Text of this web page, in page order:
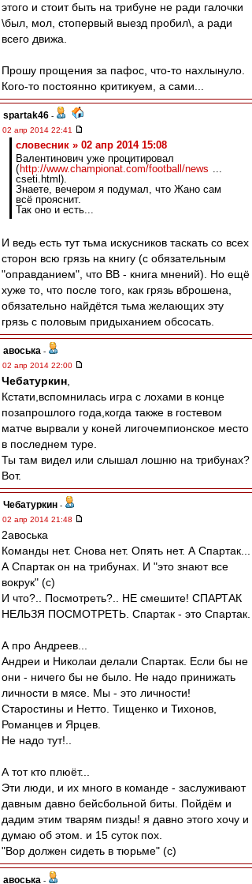
этого и стоит быть на трибуне не ради галочки
\был, мол, стопервый выезд пробил\, а ради
всего движа.
Прошу прощения за пафос, что-то нахлынуло.
Кого-то постоянно критикуем, а сами...
spartak46 -
02 апр 2014 22:41
словесник » 02 апр 2014 15:08
Валентинович уже процитировал
( http://www.championat.com/football/news ...
cseti.html).
Знаете, вечером я подумал, что Жано сам
всё прояснит.
Так оно и есть...
И ведь есть тут тьма искусников таскать со всех
сторон всю грязь на книгу (с обязательным
"оправданием", что ВВ - книга мнений). Но ещё
хуже то, что после того, как грязь вброшена,
обязательно найдётся тьма желающих эту
грязь с половым придыханием обсосать.
авоська -
02 апр 2014 22:00
Чебатуркин
Кстати,вспомнилась игра с лохами в конце
позапрошлого года,когда также в гостевом
матче вырвали у коней лигочемпионское место
в последнем туре.
Ты там видел или слышал лошню на трибунах?
Вот.
Чебатуркин -
02 апр 2014 21:48
2авоська
Команды нет. Снова нет. Опять нет. А Спартак...
А Спартак он на трибунах. И "это знают все
вокрук" (с)
И что?.. Посмотреть?.. НЕ смешите! СПАРТАК
НЕЛЬЗЯ ПОСМОТРЕТЬ. Спартак - это Спартак.
А про Андреев...
Андреи и Николаи делали Спартак. Если бы не
они - ничего бы не было. Не надо принижать
личности в мясе. Мы - это личности!
Старостины и Нетто. Тищенко и Тихонов,
Романцев и Ярцев.
Не надо тут!..
А тот кто плюёт...
Эти люди, и их много в команде - заслуживают
давным давно бейсбольной биты. Пойдём и
дадим этим тварям пизды! я давно этого хочу и
думаю об этом. и 15 суток пох.
"Вор должен сидеть в тюрьме" (с)
авоська -